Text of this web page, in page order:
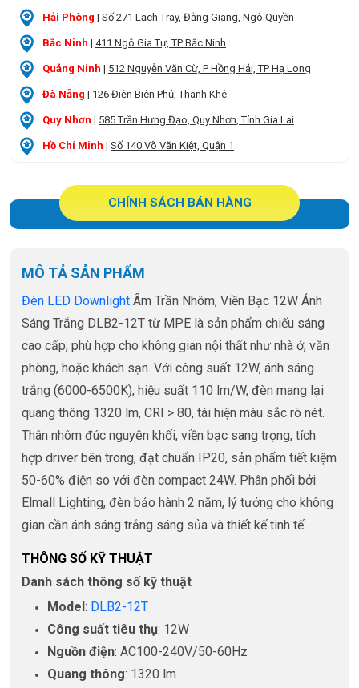
Hải Phòng | Số 271 Lạch Tray, Đằng Giang, Ngô Quyền
Bắc Ninh | 411 Ngô Gia Tự, TP Bắc Ninh
Quảng Ninh | 512 Nguyễn Văn Cừ, P Hồng Hải, TP Hạ Long
Đà Nẵng | 126 Điện Biên Phủ, Thanh Khê
Quy Nhơn | 585 Trần Hưng Đạo, Quy Nhơn, Tỉnh Gia Lai
Hồ Chí Minh | Số 140 Võ Văn Kiệt, Quận 1
CHÍNH SÁCH BÁN HÀNG
MÔ TẢ SẢN PHẨM
Đèn LED Downlight Âm Trần Nhôm, Viền Bạc 12W Ánh
Sáng Trắng DLB2-12T từ MPE là sản phẩm chiếu sáng
cao cấp, phù hợp cho không gian nội thất như nhà ở, văn
phòng, hoặc khách sạn. Với công suất 12W, ánh sáng
trắng (6000-6500K), hiệu suất 110 lm/W, đèn mang lại
quang thông 1320 lm, CRI > 80, tái hiện màu sắc rõ nét.
Thân nhôm đúc nguyên khối, viền bạc sang trọng, tích
hợp driver bên trong, đạt chuẩn IP20, sản phẩm tiết kiệm
50-60% điện so với đèn compact 24W. Phân phối bởi
Elmall Lighting, đèn bảo hành 2 năm, lý tưởng cho không
gian cần ánh sáng trắng sáng sủa và thiết kế tinh tế.
THÔNG SỐ KỸ THUẬT
Danh sách thông số kỹ thuật
Model : DLB2-12T
Công suất tiêu thụ: 12W
Nguồn điện: AC100-240V/50-60Hz
Quang thông: 1320 lm